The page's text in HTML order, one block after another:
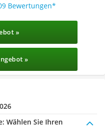
Bewertungen
»
»
Wählen Sie Ihren